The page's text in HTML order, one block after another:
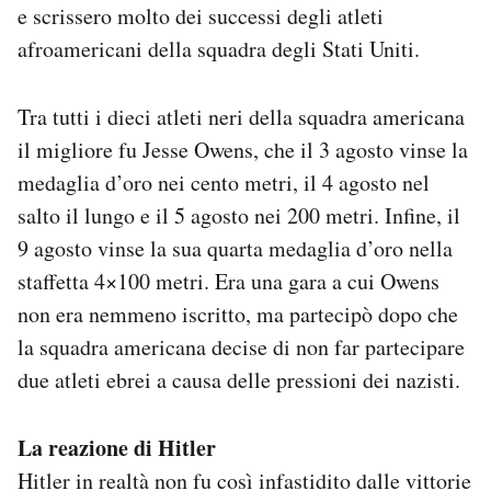
e scrissero molto dei successi degli atleti
afroamericani della squadra degli Stati Uniti.
Tra tutti i dieci atleti neri della squadra americana
il migliore fu Jesse Owens, che il 3 agosto vinse la
medaglia d’oro nei cento metri, il 4 agosto nel
salto il lungo e il 5 agosto nei 200 metri. Infine, il
9 agosto vinse la sua quarta medaglia d’oro nella
staffetta 4×100 metri. Era una gara a cui Owens
non era nemmeno iscritto, ma partecipò dopo che
la squadra americana decise di non far partecipare
due atleti ebrei a causa delle pressioni dei nazisti.
La reazione di Hitler
Hitler in realtà non fu così infastidito dalle vittorie